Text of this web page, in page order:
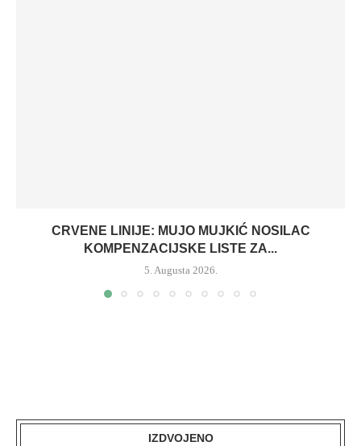
CRVENE LINIJE: MUJO MUJKIĆ NOSILAC
KOMPENZACIJSKE LISTE ZA...
5. Augusta 2026.
IZDVOJENO